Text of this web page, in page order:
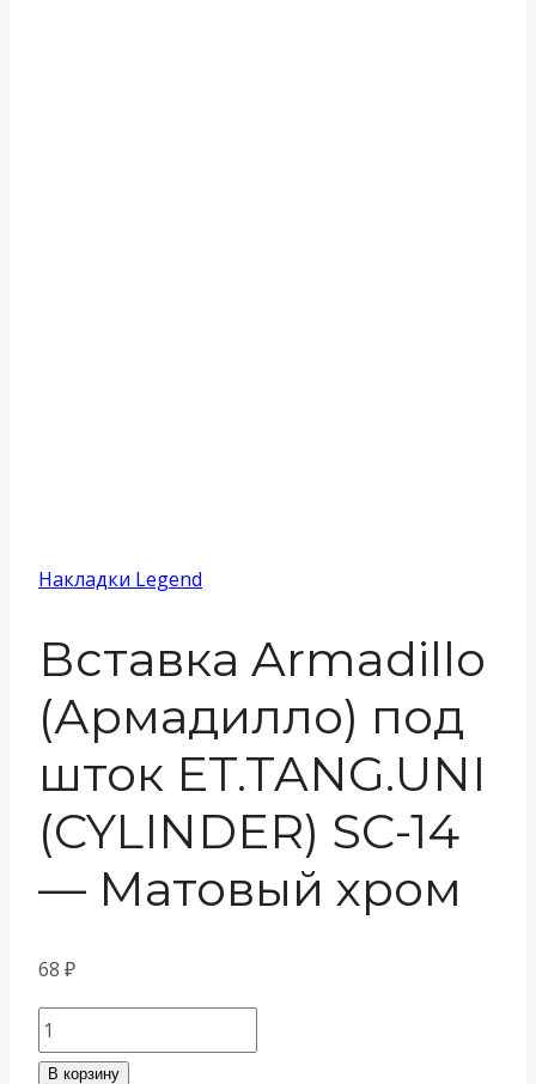
Накладки Legend
Вставка Armadillo
(Армадилло) под
шток ET.TANG.UNI
(CYLINDER) SC-14
— Матовый хром
68 ₽
Количество
товара
В корзину